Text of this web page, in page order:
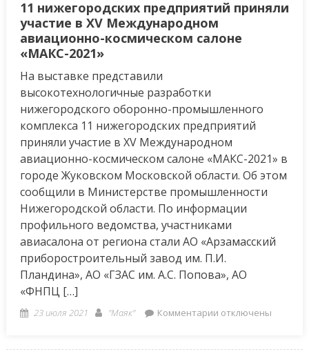
11 нижегородских предприятий приняли
участие в ХV Международном
авиационно-космическом салоне
«МАКС-2021»
На выставке представили
высокотехнологичные разработки
нижегородского оборонно-промышленного
комплекса 11 нижегородских предприятий
приняли участие в ХV Международном
авиационно-космическом салоне «МАКС-2021» в
городе Жуковском Московской области. Об этом
сообщили в Министерстве промышленности
Нижегородской области. По информации
профильного ведомства, участниками
авиасалона от региона стали АО «Арзамасский
приборостроительный завод им. П.И.
Пландина», АО «ГЗАС им. А.С. Попова», АО
«ФНПЦ […]
Posted
23 июля 2021 Author
"Маяк" Комментариикотключены